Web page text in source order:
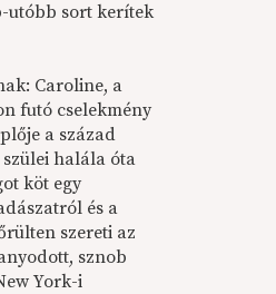
utóbb sort kerítek
Caroline, a
futó cselekmény
a század
szülei halála óta
köt egy
és a
szereti az
sznob
York-i